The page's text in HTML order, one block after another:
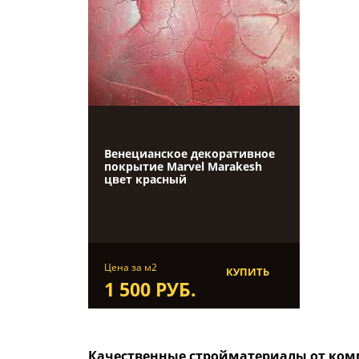
Венецианское декоративное
покрытие Marvel Marakesh
цвет красный
Цена за м2
1 500 РУБ.
КУПИТЬ